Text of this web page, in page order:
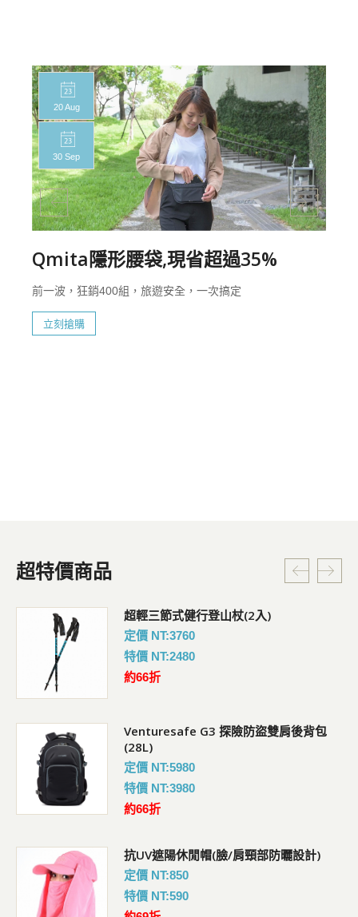
20 Aug
30 Sep
Qmita隱形腰袋,現省超過35%
前一波，狂銷400組，旅遊安全，一次搞定
立刻搶購
超特價商品
超輕三節式健行登山杖(2入)
定價 NT:3760
特價 NT:2480
約66折
Venturesafe G3 探險防盜雙肩後背包
(28L)
定價 NT:5980
特價 NT:3980
約66折
抗UV遮陽休閒帽(臉/肩頸部防曬設計)
定價 NT:850
特價 NT:590